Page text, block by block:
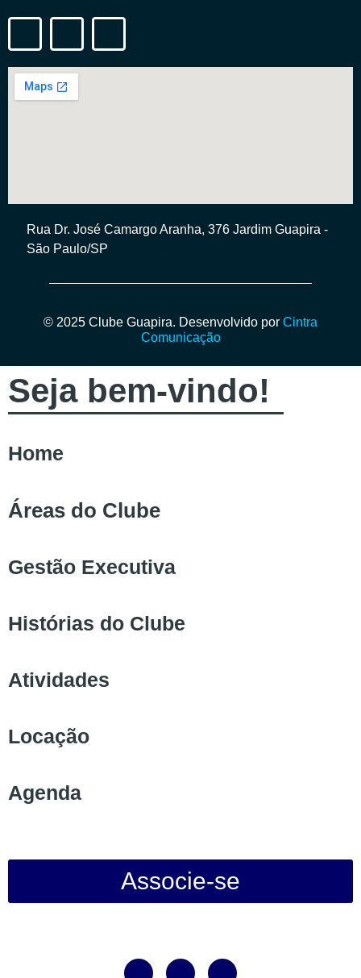
Rua Dr. José Camargo Aranha, 376 Jardim Guapira -
São Paulo/SP
© 2025 Clube Guapira. Desenvolvido por Cintra
Comunicação
Seja bem-vindo!
Home
Áreas do Clube
Gestão Executiva
Histórias do Clube
Atividades
Locação
Agenda
Associe-se